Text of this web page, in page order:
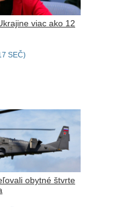
viac ako 12
SEČ)
obytné štvrte